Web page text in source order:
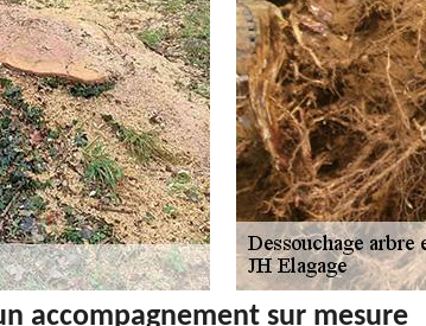
accompagnement sur mesure